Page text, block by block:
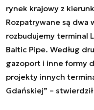
rynek krajowy z
Rozpatrywane są dwa
rozbudujemy terminal
Baltic Pipe. Według
gazoport i inne formy
projekty innych
Gdańskiej” –